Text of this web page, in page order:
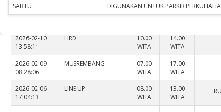
2026-02-09
MUSREMBANG
07.00
17.00
2026-02-10
13:58:11
HRD
10.00
WITA
14.00
WITA
2026-02-09
08:28:06
MUSREMBANG
07.00
WITA
17.00
WITA
2026-02-06
17:04:13
LINE UP
08.00
WITA
13.00
WITA
SABTU DIGUNAKAN UNTUK PARKIR